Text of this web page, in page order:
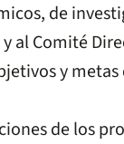
de
al Comité
y
de los